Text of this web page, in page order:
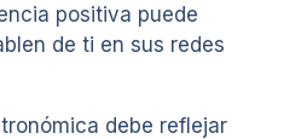
positiva puede
de ti en sus redes
debe reflejar